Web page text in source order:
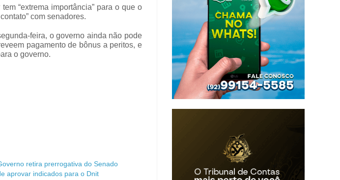
“extrema importância” para o que o
com senadores.
feira, o governo ainda não pode
pagamento de bônus a peritos, e
o governo.
retira prerrogativa do Senado
aprovar indicados para o Dnit